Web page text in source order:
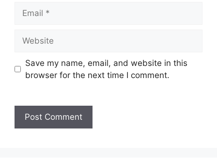
Save my name, email, and website in this
browser for the next time I comment.